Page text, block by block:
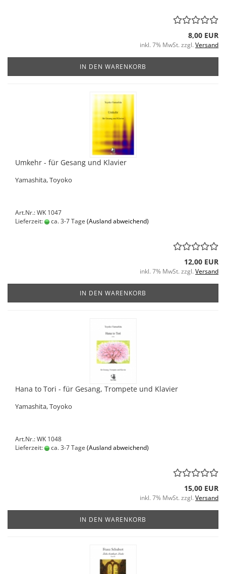
8,00 EUR
inkl. 7% MwSt. zzgl. Versand
IN DEN WARENKORB
Umkehr - für Gesang und Klavier
Yamashita, Toyoko
Art.Nr.: WK 1047
Lieferzeit:
ca. 3-7 Tage (Ausland abweichend)
12,00 EUR
inkl. 7% MwSt. zzgl. Versand
IN DEN WARENKORB
Hana to Tori - für Gesang, Trompete und Klavier
Yamashita, Toyoko
Art.Nr.: WK 1048
Lieferzeit:
ca. 3-7 Tage (Ausland abweichend)
15,00 EUR
inkl. 7% MwSt. zzgl. Versand
IN DEN WARENKORB